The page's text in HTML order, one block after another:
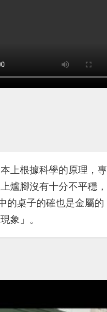
上根據科學的原理，
爐腳沒有十分不平穩
的桌子的確也是金屬的
象」。